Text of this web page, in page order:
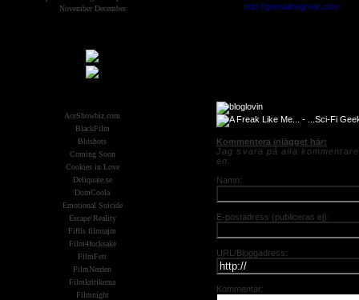
http://grenathegreat.com
Kommentera inlägget här:
Jag svara på alla
en.
Namn:
E-postadress (publiceras ej):
URL/Bloggadress:
Kommentar:
November December
AceShowbiz.com
BlackFilm
Blushots
Coming Soon
Cookies in Love
Deliquate.se
DomCoola
Emotional Suicide
Escape Reality
Fiffis filmtajm
Film4fucksake
FilmFett
FilmNerden
Filmkritikerna
Filmnight